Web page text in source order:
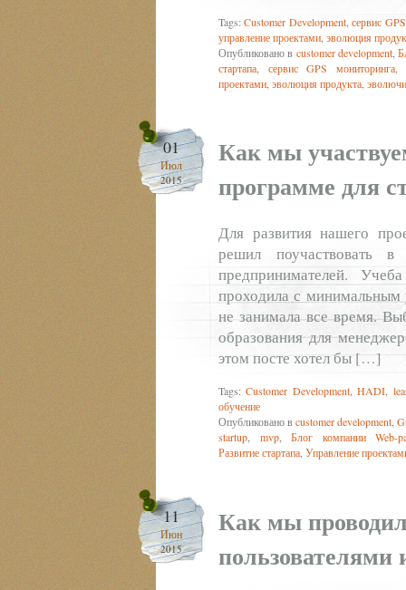
Tags:Customer Development,сервис
управление проектами эволюция
Опубликовано в customer development,
стартапа
сервис GPS мониторинга,
проектами эволюция продукта
01
Июл
2015
Как мы
программе для
Для развития нашего
решил поучаствовать
предпринимателей.
проходила с минимальным
не занимала все время.
образования для
этом посте хотел бы […]
Tags:Customer Development,HADI,
обучение
Опубликовано вcustomer development,
startup, mvp, Блог компании Web-
Развитие стартапа,Управление
11
Июн
2015
Как мы
пользователями